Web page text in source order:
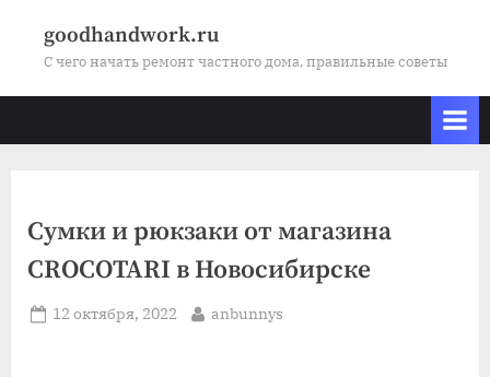
goodhandwork.ru
С чего начать ремонт частного дома, правильные советы
Сумки и рюкзаки от магазина
CROCOTARI в Новосибирске
Posted
12 октября, 2022 By
anbunnys